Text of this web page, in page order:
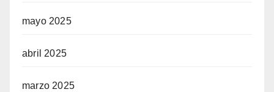
mayo 2025
abril 2025
marzo 2025